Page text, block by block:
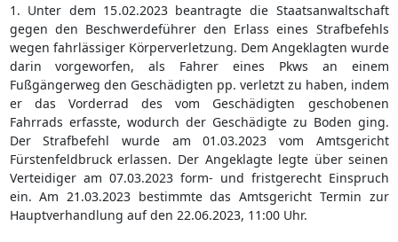
1. Unter dem 15.02.2023 beantragte die Staatsanwaltschaft
gegen den Beschwerdeführer den Erlass eines Strafbefehls
wegen fahrlässiger Körperverletzung. Dem Angeklagten wurde
darin vorgeworfen, als Fahrer eines Pkws an einem
Fußgängerweg den Geschädigten pp. verletzt zu haben, indem
er das Vorderrad des vom Geschädigten geschobenen
Fahrrads erfasste, wodurch der Geschädigte zu Boden ging.
Der Strafbefehl wurde am 01.03.2023 vom Amtsgericht
Fürstenfeldbruck erlassen. Der Angeklagte legte über seinen
Verteidiger am 07.03.2023 form- und fristgerecht Einspruch
ein. Am 21.03.2023 bestimmte das Amtsgericht Termin zur
Hauptverhandlung auf den 22.06.2023, 11:00 Uhr.